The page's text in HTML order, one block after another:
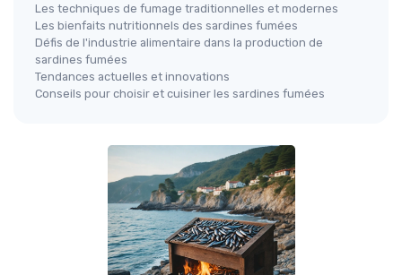
Les techniques de fumage traditionnelles et modernes
Les bienfaits nutritionnels des sardines fumées
Défis de l'industrie alimentaire dans la production de
sardines fumées
Tendances actuelles et innovations
Conseils pour choisir et cuisiner les sardines fumées